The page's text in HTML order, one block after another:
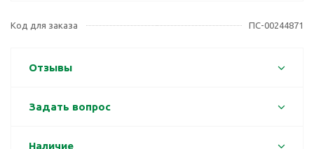
Код для заказа ПС-00244871
Отзывы
Задать вопрос
Наличие